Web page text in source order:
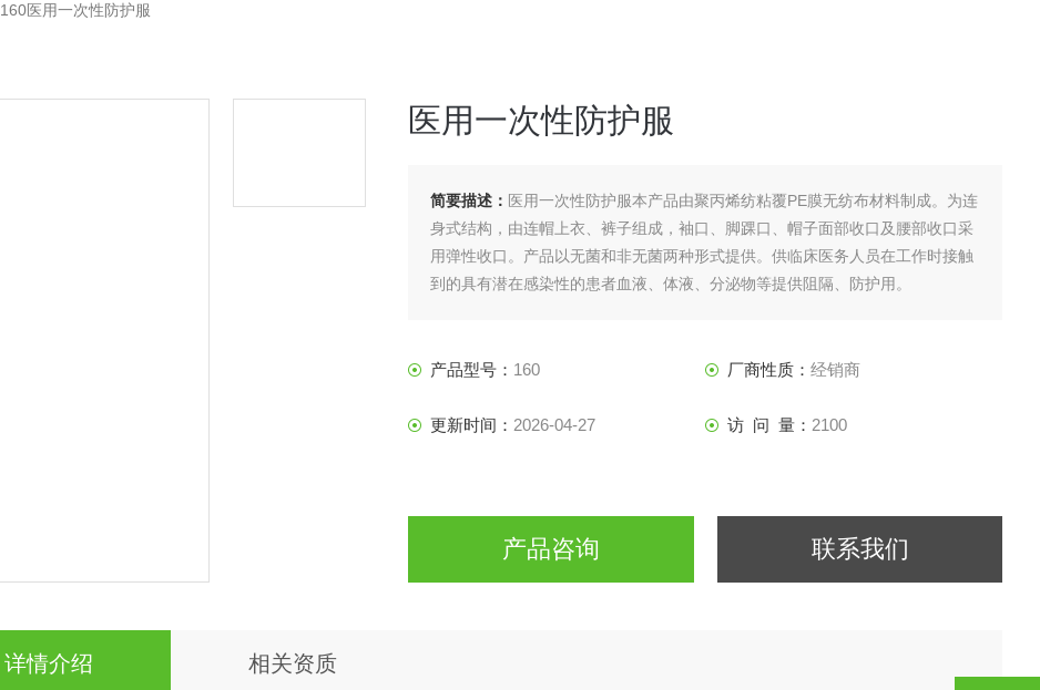
160医用一次性防护服
医用一次性防护服
简要描述： 医用一次性防护服本产品由聚丙烯纺粘覆PE膜无纺布材料制成。为连
身式结构，由连帽上衣、裤子组成，袖口、脚踝口、帽子面部收口及腰部收口采
用弹性收口。产品以无菌和非无菌两种形式提供。供临床医务人员在工作时接触
到的具有潜在感染性的患者血液、体液、分泌物等提供阻隔、防护用。
产品型号： 160 厂商性质：经销商
更新时间： 2026-04-27 访 问 量： 2100
产品咨询 联系我们
详情介绍 相关资质